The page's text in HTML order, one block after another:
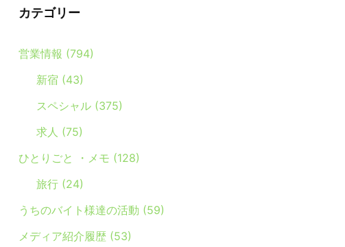
カテゴリー
営業情報 (794)
新宿 (43)
スペシャル (375)
求人 (75)
ひとりごと ・メモ (128)
旅行 (24)
うちのバイト様達の活動 (59)
メディア紹介履歴 (53)